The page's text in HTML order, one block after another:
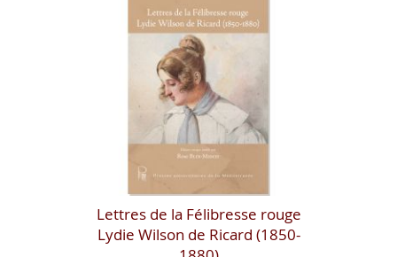
Lettres de la Félibresse rouge
Lydie Wilson de Ricard (1850-